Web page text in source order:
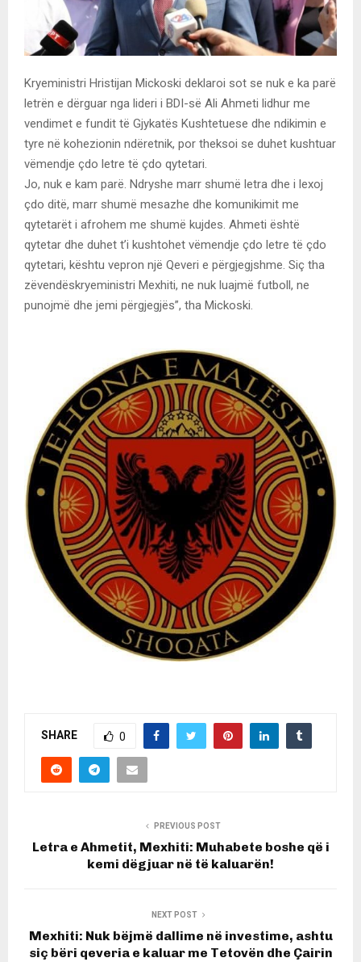
Kryeministri Hristijan Mickoski deklaroi sot se nuk e ka parë
letrën e dërguar nga lideri i BDI-së Ali Ahmeti lidhur me
vendimet e fundit të Gjykatës Kushtetuese dhe ndikimin e
tyre në kohezionin ndëretnik, por theksoi se duhet kushtuar
vëmendje çdo letre të çdo qytetari.
Jo, nuk e kam parë. Ndryshe marr shumë letra dhe i lexoj
çdo ditë, marr shumë mesazhe dhe komunikimit me
qytetarët i afrohem me shumë kujdes. Ahmeti është
qytetar dhe duhet t’i kushtohet vëmendje çdo letre të çdo
qytetari, kështu vepron një Qeveri e përgjegjshme. Siç tha
zëvendëskryeministri Mexhiti, ne nuk luajmë futboll, ne
punojmë dhe jemi përgjegjës”, tha Mickoski.
SHARE 0
PREVIOUS POST
Letra e Ahmetit, Mexhiti: Muhabete boshe që i
kemi dëgjuar në të kaluarën!
NEXT POST
Mexhiti: Nuk bëjmë dallime në investime, ashtu
siç bëri qeveria e kaluar me Tetovën dhe Çairin